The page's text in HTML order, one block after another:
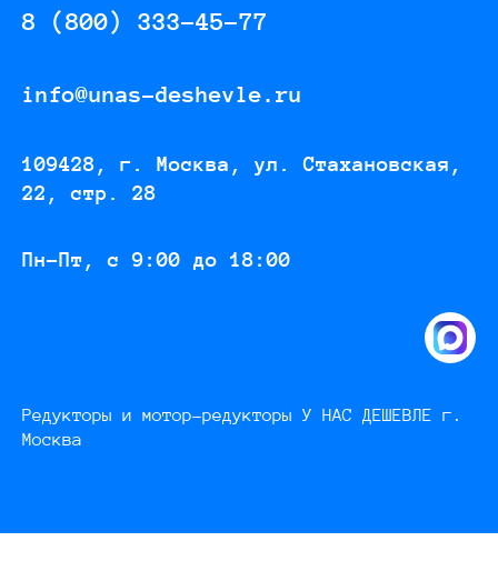
8 (800) 333-45-77
info@unas-deshevle.ru
109428, г. Москва, ул. Стахановская,
22, стр. 28
Пн-Пт, с 9:00 до 18:00
Редукторы и мотор-редукторы У НАС ДЕШЕВЛЕ г.
Москва